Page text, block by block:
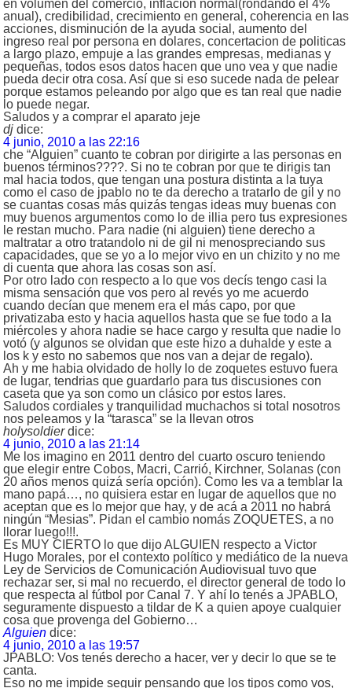
en volumen del comercio, inflacion normal(rondando el 4%
anual), credibilidad, crecimiento en general, coherencia en las
acciones, disminución de la ayuda social, aumento del
ingreso real por persona en dolares, concertacion de politicas
a largo plazo, empuje a las grandes empresas, medianas y
pequeñas, todos esos datos hacen que uno vea y que nadie
pueda decir otra cosa. Así que si eso sucede nada de pelear
porque estamos peleando por algo que es tan real que nadie
lo puede negar.
Saludos y a comprar el aparato jeje
dj dice:
4 junio, 2010 a las 22:16
che “Alguien” cuanto te cobran por dirigirte a las personas en
buenos términos????. Si no te cobran por que te dirigis tan
mal hacia todos, que tengan una postura distinta a la tuya
como el caso de jpablo no te da derecho a tratarlo de gil y no
se cuantas cosas más quizás tengas ideas muy buenas con
muy buenos argumentos como lo de illia pero tus expresiones
le restan mucho. Para nadie (ni alguien) tiene derecho a
maltratar a otro tratandolo ni de gil ni menospreciando sus
capacidades, que se yo a lo mejor vivo en un chizito y no me
di cuenta que ahora las cosas son así.
Por otro lado con respecto a lo que vos decís tengo casi la
misma sensación que vos pero al revés yo me acuerdo
cuando decían que menem era el más capo, por que
privatizaba esto y hacia aquellos hasta que se fue todo a la
miércoles y ahora nadie se hace cargo y resulta que nadie lo
votó (y algunos se olvidan que este hizo a duhalde y este a
los k y esto no sabemos que nos van a dejar de regalo).
Ah y me habia olvidado de holly lo de zoquetes estuvo fuera
de lugar, tendrias que guardarlo para tus discusiones con
caseta que ya son como un clásico por estos lares.
Saludos cordiales y tranquilidad muchachos si total nosotros
nos peleamos y la “tarasca” se la llevan otros
holysoldier dice:
4 junio, 2010 a las 21:14
Me los imagino en 2011 dentro del cuarto oscuro teniendo
que elegir entre Cobos, Macri, Carrió, Kirchner, Solanas (con
20 años menos quizá sería opción). Como les va a temblar la
mano papá…, no quisiera estar en lugar de aquellos que no
aceptan que es lo mejor que hay, y de acá a 2011 no habrá
ningún “Mesias”. Pidan el cambio nomás ZOQUETES, a no
llorar luego!!!.
Es MUY CIERTO lo que dijo ALGUIEN respecto a Victor
Hugo Morales, por el contexto político y mediático de la nueva
Ley de Servicios de Comunicación Audiovisual tuvo que
rechazar ser, si mal no recuerdo, el director general de todo lo
que respecta al fútbol por Canal 7. Y ahí lo tenés a JPABLO,
seguramente dispuesto a tildar de K a quien apoye cualquier
cosa que provenga del Gobierno…
Alguien dice:
4 junio, 2010 a las 19:57
JPABLO: Vos tenés derecho a hacer, ver y decir lo que se te
canta.
Eso no me impide seguir pensando que los tipos como vos,